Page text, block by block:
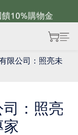
LINE~
10%購物金
限公司：照亮未
：照亮